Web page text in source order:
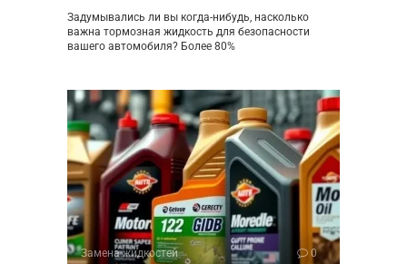
Задумывались ли вы когда-нибудь, насколько
важна тормозная жидкость для безопасности
вашего автомобиля? Более 80%
Замена жидкостей 0